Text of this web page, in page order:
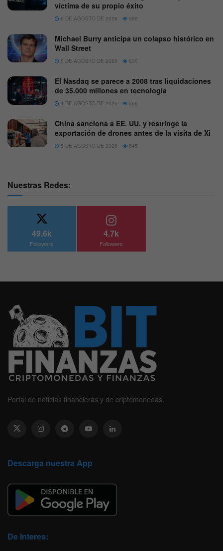
víctima de su propio éxito
6 DE AGOSTO DE 2026 568
Michael Burry anticipa un colapso histórico en
Wall Street
5 DE AGOSTO DE 2026 835
El Nasdaq se parece a 2008 tras liquidaciones
de 35.000 millones en tecnología
4 DE AGOSTO DE 2026 566
China sanciona a EE. UU. y restringe la
exportación de drones antes de la visita de Xi
5 DE AGOSTO DE 2026 545
Nuestras Redes:
49.6k
Followers
4.7k
Followers
Portal de noticias financieras y de criptomonedas.
Descarga nuestra App
De Interes: